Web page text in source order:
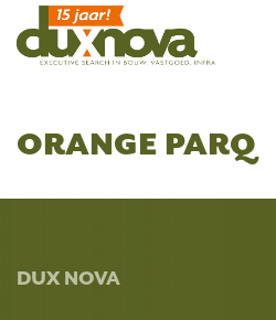
ORANGE PARQ
DUX NOVA